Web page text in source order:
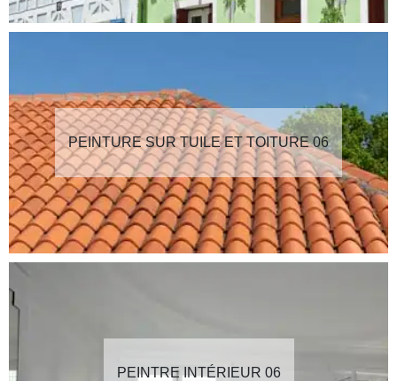
PEINTURE SUR TUILE ET TOITURE 06
PEINTRE INTÉRIEUR 06